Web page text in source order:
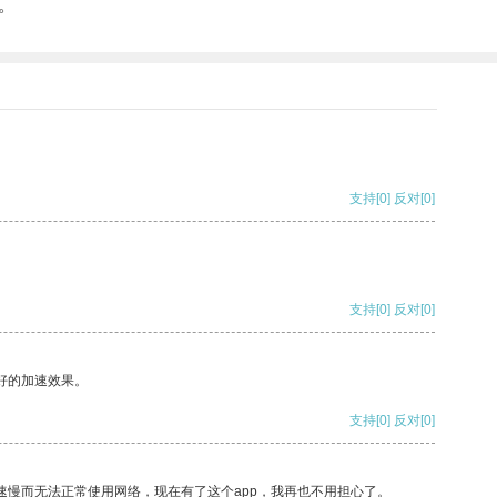
支持[0] 反对[0]
支持[0] 反对[0]
加速效果。
支持[0] 反对[0]
而无法正常使用网络，现在有了这个app，我再也不用担心了。